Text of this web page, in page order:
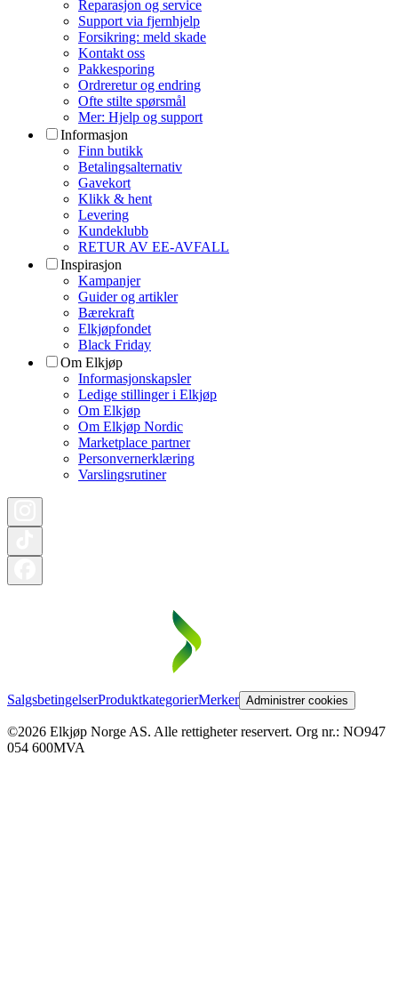
Reparasjon og service
Support via fjernhjelp
Forsikring: meld skade
Kontakt oss
Pakkesporing
Ordreretur og endring
Ofte stilte spørsmål
Mer: Hjelp og support
Informasjon
Finn butikk
Betalingsalternativ
Gavekort
Klikk & hent
Levering
Kundeklubb
RETUR AV EE-AVFALL
Inspirasjon
Kampanjer
Guider og artikler
Bærekraft
Elkjøpfondet
Black Friday
Om Elkjøp
Informasjonskapsler
Ledige stillinger i Elkjøp
Om Elkjøp
Om Elkjøp Nordic
Marketplace partner
Personvernerklæring
Varslingsrutiner
SalgsbetingelserProduktkategorierMerker Administrer cookies
©2026 Elkjøp Norge AS. Alle rettigheter reservert. Org nr.: NO947
054 600MVA